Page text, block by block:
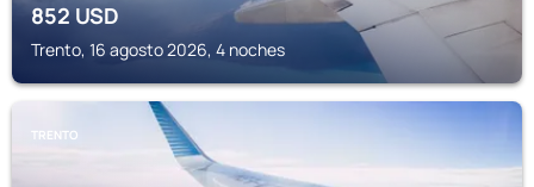
852USD
Trento, 16 agosto 2026, 4 noches
TRENTO